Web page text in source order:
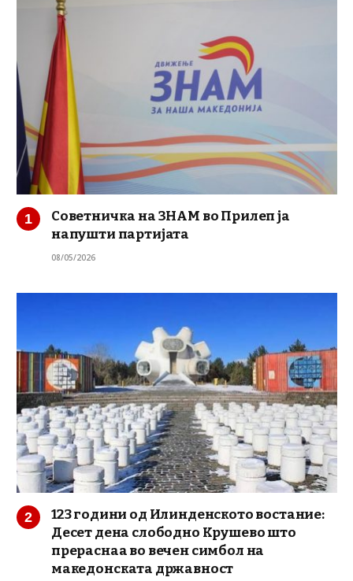
Советничка на ЗНАМ во Прилеп ја
напушти партијата
08/05/2026
123 години од Илинденското востание:
Десет дена слободно Крушево што
прераснаа во вечен симбол на
македонската државност